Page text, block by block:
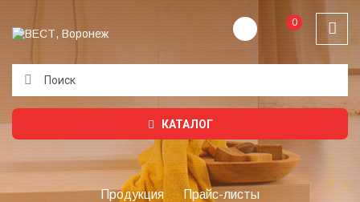
0
КАТАЛОГ
Продукция Прайс-листы